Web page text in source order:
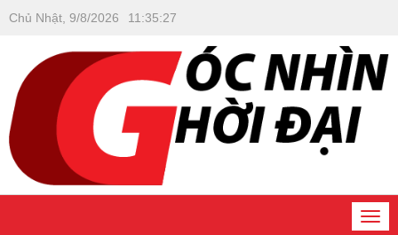
Chủ Nhật, 9/8/2026 11 :35:28